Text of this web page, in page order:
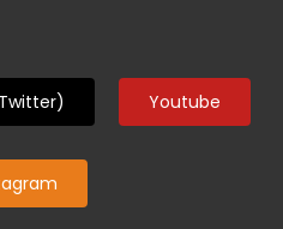
Youtube